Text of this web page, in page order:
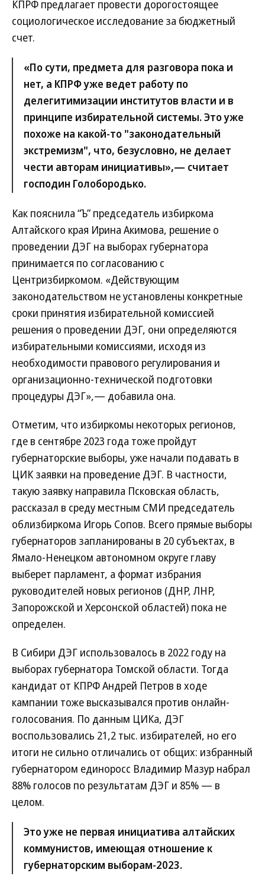
КПРФ предлагает провести дорогостоящее
социологическое исследование за бюджетный
счет.
«По сути, предмета для разговора пока и
нет, а КПРФ уже ведет работу по
делегитимизации институтов власти и в
принципе избирательной системы. Это уже
похоже на какой-то "законодательный
экстремизм", что, безусловно, не делает
чести авторам инициативы»,— считает
господин Голобородько.
Как пояснила “Ъ” председатель избиркома
Алтайского края Ирина Акимова, решение о
проведении ДЭГ на выборах губернатора
принимается по согласованию с
Центризбиркомом. «Действующим
законодательством не установлены конкретные
сроки принятия избирательной комиссией
решения о проведении ДЭГ, они определяются
избирательными комиссиями, исходя из
необходимости правового регулирования и
организационно-технической подготовки
процедуры ДЭГ»,— добавила она.
Отметим, что избиркомы некоторых регионов,
где в сентябре 2023 года тоже пройдут
губернаторские выборы, уже начали подавать в
ЦИК заявки на проведение ДЭГ. В частности,
такую заявку направила Псковская область,
рассказал в среду местным СМИ председатель
облизбиркома Игорь Сопов. Всего прямые выборы
губернаторов запланированы в 20 субъектах, в
Ямало-Ненецком автономном округе главу
выберет парламент, а формат избрания
руководителей новых регионов (ДНР, ЛНР,
Запорожской и Херсонской областей) пока не
определен.
В Сибири ДЭГ использовалось в 2022 году на
выборах губернатора Томской области. Тогда
кандидат от КПРФ Андрей Петров в ходе
кампании тоже высказывался против онлайн-
голосования. По данным ЦИКа, ДЭГ
воспользовались 21,2 тыс. избирателей, но его
итоги не сильно отличались от общих: избранный
губернатором единоросс Владимир Мазур набрал
88% голосов по результатам ДЭГ и 85% — в
целом.
Это уже не первая инициатива алтайских
коммунистов, имеющая отношение к
губернаторским выборам-2023.